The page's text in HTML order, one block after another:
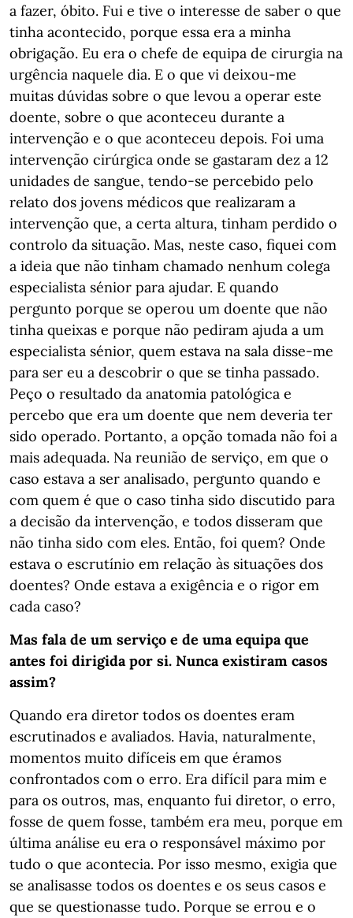
a fazer, óbito. Fui e tive o interesse de saber o que
tinha acontecido, porque essa era a minha
obrigação. Eu era o chefe de equipa de cirurgia na
urgência naquele dia. E o que vi deixou-me
muitas dúvidas sobre o que levou a operar este
doente, sobre o que aconteceu durante a
intervenção e o que aconteceu depois. Foi uma
intervenção cirúrgica onde se gastaram dez a 12
unidades de sangue, tendo-se percebido pelo
relato dos jovens médicos que realizaram a
intervenção que, a certa altura, tinham perdido o
controlo da situação. Mas, neste caso, fiquei com
a ideia que não tinham chamado nenhum colega
especialista sénior para ajudar. E quando
pergunto porque se operou um doente que não
tinha queixas e porque não pediram ajuda a um
especialista sénior, quem estava na sala disse-me
para ser eu a descobrir o que se tinha passado.
Peço o resultado da anatomia patológica e
percebo que era um doente que nem deveria ter
sido operado. Portanto, a opção tomada não foi a
mais adequada. Na reunião de serviço, em que o
caso estava a ser analisado, pergunto quando e
com quem é que o caso tinha sido discutido para
a decisão da intervenção, e todos disseram que
não tinha sido com eles. Então, foi quem? Onde
estava o escrutínio em relação às situações dos
doentes? Onde estava a exigência e o rigor em
cada caso?
Mas fala de um serviço e de uma equipa que
antes foi dirigida por si. Nunca existiram casos
assim?
Quando era diretor todos os doentes eram
escrutinados e avaliados. Havia, naturalmente,
momentos muito difíceis em que éramos
confrontados com o erro. Era difícil para mim e
para os outros, mas, enquanto fui diretor, o erro,
fosse de quem fosse, também era meu, porque em
última análise eu era o responsável máximo por
tudo o que acontecia. Por isso mesmo, exigia que
se analisasse todos os doentes e os seus casos e
que se questionasse tudo. Porque se errou e o